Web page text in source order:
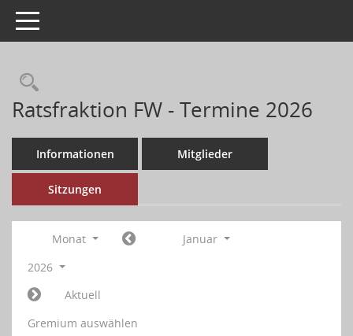
Toggle navigation
Ratsfraktion FW - Termine 2026
Informationen Mitglieder
Sitzungen
Monat
Januar
2026
Aktuell
Gremium auswählen